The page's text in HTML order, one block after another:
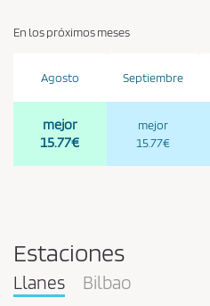
En los próximos meses
Agosto
mejor
15.77€
Septiembre
mejor
15.77€
Estaciones
Llanes Bilbao